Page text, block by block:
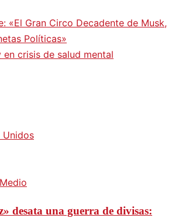
«El Gran Circo Decadente de Musk,
Políticas»
en crisis de salud mental
Unidos
desata una guerra de divisas: